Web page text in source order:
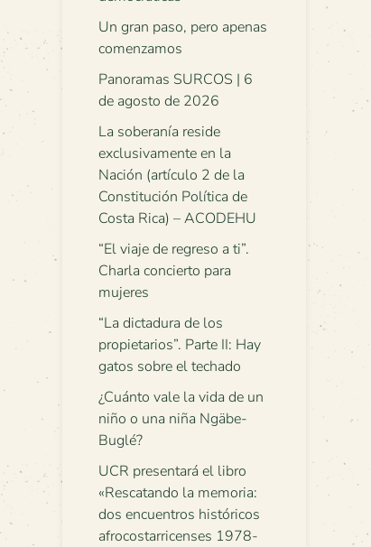
Un gran paso, pero apenas
comenzamos
Panoramas SURCOS | 6
de agosto de 2026
La soberanía reside
exclusivamente en la
Nación (artículo 2 de la
Constitución Política de
Costa Rica) – ACODEHU
“El viaje de regreso a ti”.
Charla concierto para
mujeres
“La dictadura de los
propietarios”. Parte II: Hay
gatos sobre el techado
¿Cuánto vale la vida de un
niño o una niña Ngäbe-
Buglé?
UCR presentará el libro
«Rescatando la memoria:
dos encuentros históricos
afrocostarricenses 1978-